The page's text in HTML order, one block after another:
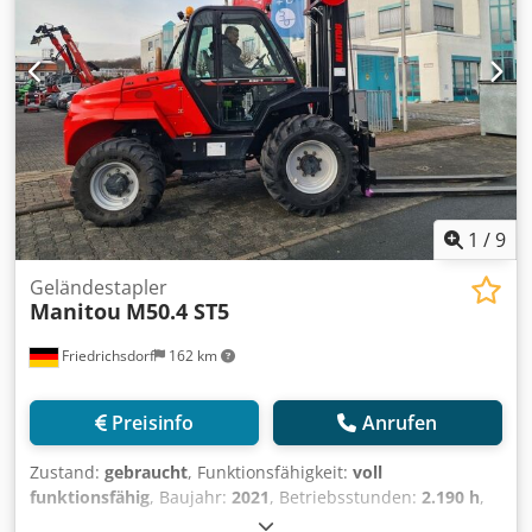
mm ISO Klasse: ISO Klasse 3 = 2.500 - 4.999 kg Masttyp:
Triplex Zustand: Einsatzbereit und voll funktionsfähig
Zustand Technisch: sehr gut Bereifung vorne Typ: Luft
Chedsvuck Nopfx Af Uja Bereifung vorne Zustand: 80 -
100% Bereifung hinten Typ: Luft Bereifung hinten Zustand:
80 - 100% Seitenschieber, 3. Ventil, Arbeitsscheinwerfer
hinten, Arbeitsscheinwerfer vorn, Heizung, Vollkabine,
Rundumleuchte,
1 /9
Friedrichsdorf 162 km
Geländestapler
Manitou M50.4 ST5
Preisinfo Anrufen
Zustand: gebraucht, Funktionsfähigkeit: voll
funktionsfähig, Baujahr: 2021, Betriebsstunden: 2.190 h,
, Hubhöhe:5.500 mm